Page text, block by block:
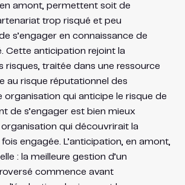
amont, permettent soit de
trop risqué et peu
s’engager en connaissance de
Cette anticipation rejoint la
risques, traitée dans une ressource
au risque réputationnel des
organisation qui anticipe le risque de
de s’engager est bien mieux
organisation qui découvrirait la
engagée. L’anticipation, en amont,
: la meilleure gestion d’un
commence avant